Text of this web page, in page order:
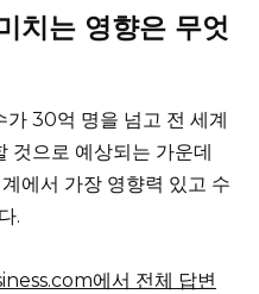
치는 영향은 무엇
30억 명을 넘고 전 세계
으로 예상되는 가운데
에서 가장 영향력 있고 수
.
에서 전체 답변